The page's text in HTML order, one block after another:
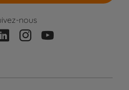
nous